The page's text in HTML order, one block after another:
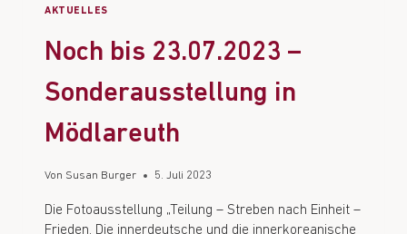
AKTUELLES
Noch bis 23.07.2023 –
Sonderausstellung in
Mödlareuth
Von Susan Burger 5. Juli 2023
Die Fotoausstellung „Teilung – Streben nach Einheit –
Frieden. Die innerdeutsche und die innerkoreanische